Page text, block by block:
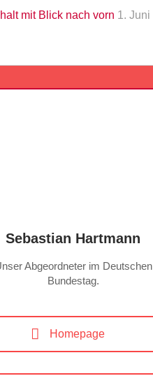
mit Blick nach vorn 1. Juni
Sebastian Hartmann
Abgeordneter im Deutschen
Bundestag.
Homepage